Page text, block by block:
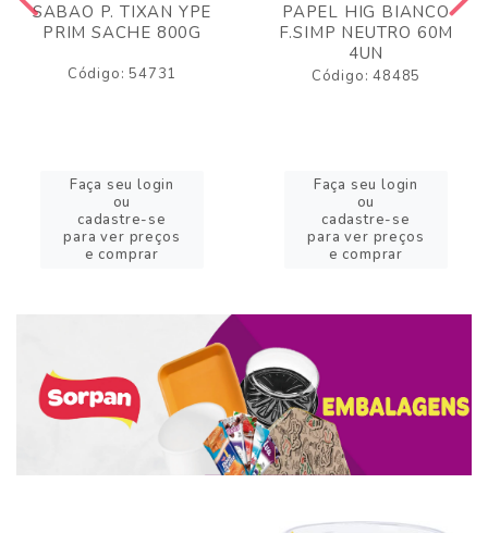
SABAO P. TIXAN YPE
PRIM SACHE 800G
Código: 54731
Faça seu login
ou
cadastre-se
para ver preços
e comprar
PAPEL HIG BIANCO
F.SIMP NEUTRO 60M
4UN
Código: 48485
Faça seu login
ou
cadastre-se
para ver preços
e comprar